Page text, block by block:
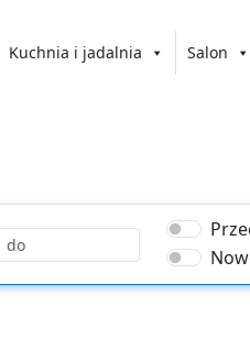
Kuchnia i jadalnia Salon